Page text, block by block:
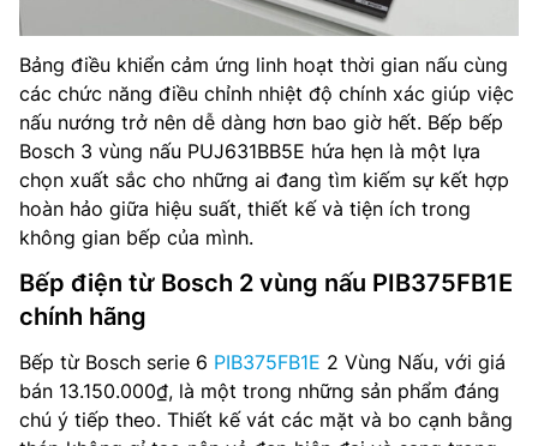
Bảng điều khiển cảm ứng linh hoạt thời gian nấu cùng
các chức năng điều chỉnh nhiệt độ chính xác giúp việc
nấu nướng trở nên dễ dàng hơn bao giờ hết. Bếp bếp
Bosch 3 vùng nấu PUJ631BB5E hứa hẹn là một lựa
chọn xuất sắc cho những ai đang tìm kiếm sự kết hợp
hoàn hảo giữa hiệu suất, thiết kế và tiện ích trong
không gian bếp của mình.
Bếp điện từ Bosch 2 vùng nấu PIB375FB1E
chính hãng
Bếp từ Bosch serie 6 PIB375FB1E 2 Vùng Nấu, với giá
bán 13.150.000₫, là một trong những sản phẩm đáng
chú ý tiếp theo. Thiết kế vát các mặt và bo cạnh bằng